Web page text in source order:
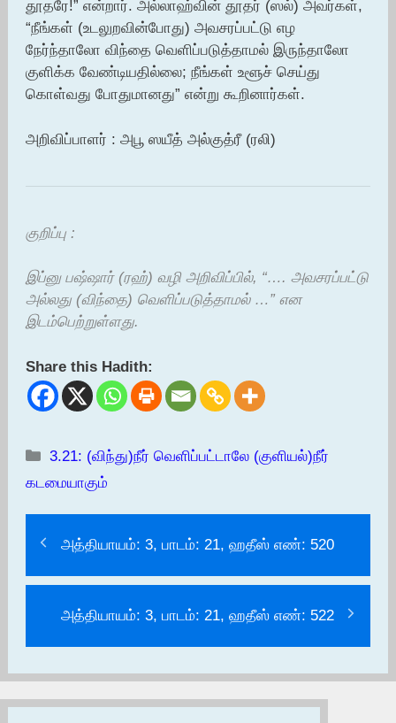
தூதரே!” என்றார். அல்லாஹ்வின் தூதர் (ஸல்) அவர்கள்,
“நீங்கள் (உடலுறவின்போது) அவசரப்பட்டு எழ
நேர்ந்தாலோ விந்தை வெளிப்படுத்தாமல் இருந்தாலோ
குளிக்க வேண்டியதில்லை; நீங்கள் உளூச் செய்து
கொள்வது போதுமானது” என்று கூறினார்கள்.
அறிவிப்பாளர் : அபூ ஸயீத் அல்குத்ரீ (ரலி)
குறிப்பு :
இப்னு பஷ்ஷார் (ரஹ்) வழி அறிவிப்பில், “…. அவசரப்பட்டு
அல்லது (விந்தை) வெளிப்படுத்தாமல் …” என
இடம்பெற்றுள்ளது.
Share this Hadith:
Categories
3.21: (விந்து)நீர் வெளிப்பட்டாலே (குளியல்)நீர்
கடமையாகும்
அத்தியாயம்: 3, பாடம்: 21, ஹதீஸ் எண்: 520
அத்தியாயம்: 3, பாடம்: 21, ஹதீஸ் எண்: 522